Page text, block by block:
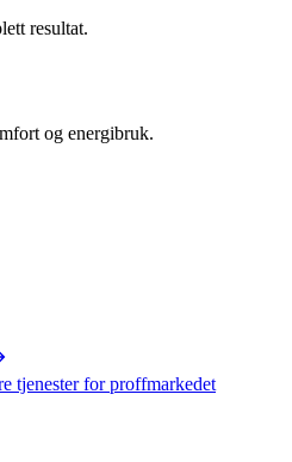
resultat.
og energibruk.
tjenester for proffmarkedet